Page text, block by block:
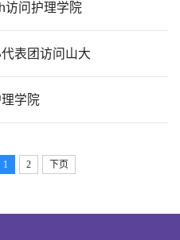
访问护理学院
表团访问山大
学院
1 2 下页